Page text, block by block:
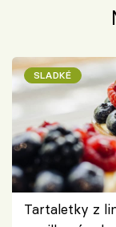
SLADKÉ
Tartaletky z